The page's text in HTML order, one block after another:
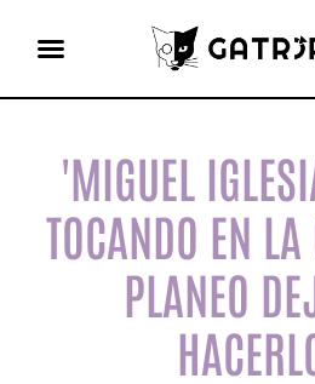
'MIGUEL
TOCANDO EN
PLANEO